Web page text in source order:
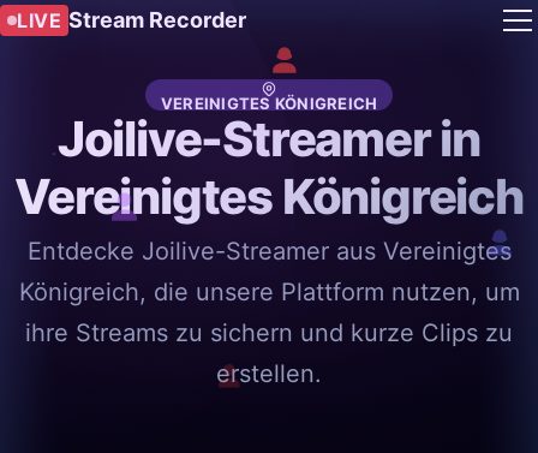
LIVE Stream Recorder
VEREINIGTES KÖNIGREICH
Joilive-Streamer in
Vereinigtes Königreich
Entdecke Joilive-Streamer aus Vereinigtes
Königreich, die unsere Plattform nutzen, um
ihre Streams zu sichern und kurze Clips zu
erstellen.